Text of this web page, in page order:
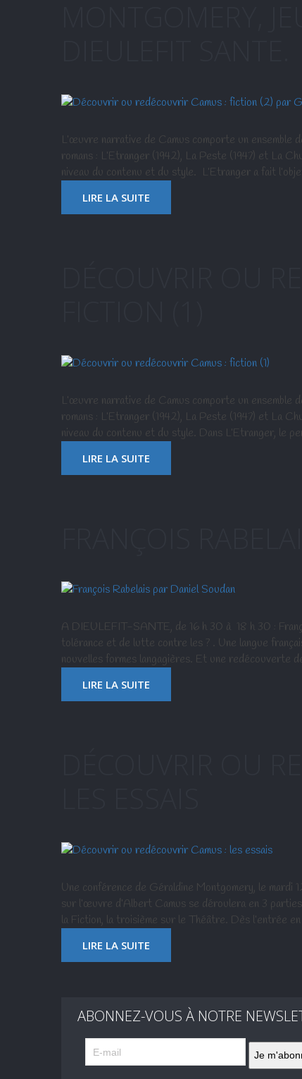
L’œuvre narrative de Camus comporte un ensemble
romans : L’Etranger (1942), La Peste (1947) et La
niveau du contenu et du style. L’Etranger a fait
LIRE LA SUITE
L’œuvre narrative de Camus comporte un ensemble
romans : L’Etranger (1942), La Peste (1947) et La
niveau du contenu et du style. Dans L’Etranger, le
LIRE LA SUITE
A DIEULEFIT-SANTE, de 16 h 30 à 18 h 30 :
tolérance et de lutte contre les ? . Une langue
nouvelles formes langagières. Et une redécouverte
LIRE LA SUITE
Une conférence de Géraldine Montgomery, le
sur l’œuvre d’Albert Camus se déroulera en 3
la Fiction, la troisième sur le Théâtre. Dès l’entrée
LIRE LA SUITE
ABONNEZ-VOUS À NOTRE